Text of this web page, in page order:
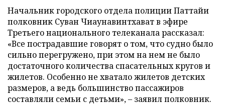
Начальник городского отдела полиции Паттайи
полковник Суван Чиаунавинтхават в эфире
Третьего национального телеканала рассказал:
«Все пострадавшие говорят о том, что судно было
сильно перегружено, при этом на нем не было
достаточного количества спасательных кругов и
жилетов. Особенно не хватало жилетов детских
размеров, а ведь большинство пассажиров
составляли семьи с детьми», – заявил полковник.